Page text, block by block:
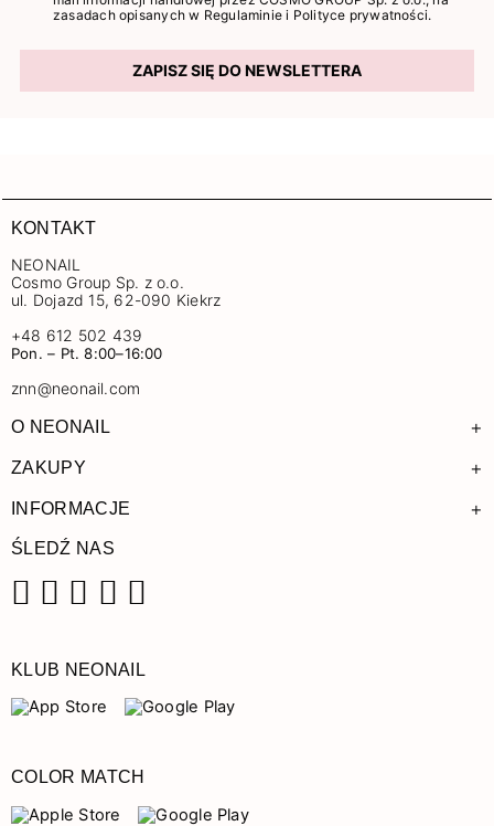
zasadach opisanych w Regulaminie i Polityce prywatności.
ZAPISZ SIĘ DO NEWSLETTERA
KONTAKT
NEONAIL
Cosmo Group Sp. z o.o.
ul. Dojazd 15, 62-090 Kiekrz
+48 612 502 439
Pon. – Pt. 8:00–16:00
znn@neonail.com
O NEONAIL +
ZAKUPY +
INFORMACJE +
ŚLEDŹ NAS
KLUB NEONAIL
COLOR MATCH